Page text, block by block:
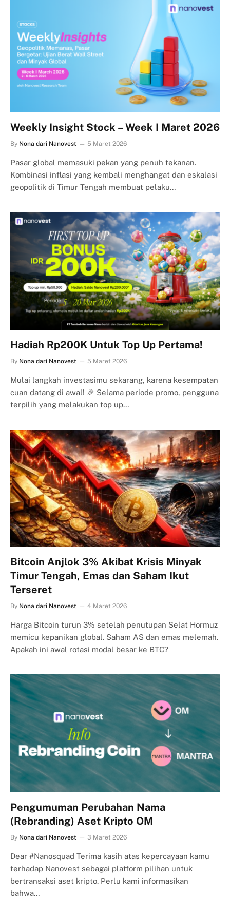
Weekly Insight Stock – Week I Maret 2026
By Nona dari Nanovest 5 Maret 2026
Pasar global memasuki pekan yang penuh tekanan.
Kombinasi inflasi yang kembali menghangat dan eskalasi
geopolitik di Timur Tengah membuat pelaku…
Hadiah Rp200K Untuk Top Up Pertama!
By Nona dari Nanovest 5 Maret 2026
Mulai langkah investasimu sekarang, karena kesempatan
cuan datang di awal! 🎉 Selama periode promo, pengguna
terpilih yang melakukan top up…
Bitcoin Anjlok 3% Akibat Krisis Minyak
Timur Tengah, Emas dan Saham Ikut
Terseret
By Nona dari Nanovest 4 Maret 2026
Harga Bitcoin turun 3% setelah penutupan Selat Hormuz
memicu kepanikan global. Saham AS dan emas melemah.
Apakah ini awal rotasi modal besar ke BTC?
Pengumuman Perubahan Nama
(Rebranding) Aset Kripto OM
By Nona dari Nanovest 3 Maret 2026
Dear #Nanosquad Terima kasih atas kepercayaan kamu
terhadap Nanovest sebagai platform pilihan untuk
bertransaksi aset kripto. Perlu kami informasikan
bahwa…